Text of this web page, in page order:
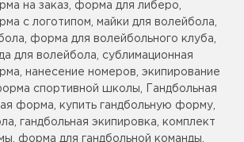
на заказ, форма для либеро,
с логотипом, майки для волейбола,
форма для волейбольного клуба,
для волейбола, сублимационная
нанесение номеров, экипирование
спортивной школы, Гандбольная
форма, купить гандбольную форму,
гандбольная экипировка, комплект
форма для гандбольной команды,